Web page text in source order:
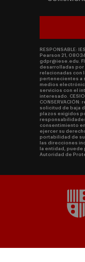
RESPONSABLE:
Pearson 21,
gdpr@iese.edu.
desarrolladas por
relacionadas con
pertenecientes a
medios
servicios con el
interesado.
solicitud de baja
plazos exigidos
consentimiento
ejercer su
portabilidad de
las direcciones
la entidad, puede
Autoridad de